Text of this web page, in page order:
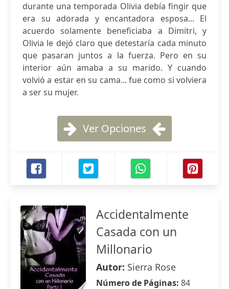
durante una temporada Olivia debía fingir que
era su adorada y encantadora esposa... El
acuerdo solamente beneficiaba a Dimitri, y
Olivia le dejó claro que detestaría cada minuto
que pasaran juntos a la fuerza. Pero en su
interior aún amaba a su marido. Y cuando
volvió a estar en su cama... fue como si volviera
a ser su mujer.
Ver Opciones
Accidentalmente
Casada con un
Millonario
Autor: Sierra Rose
Número de Páginas: 84